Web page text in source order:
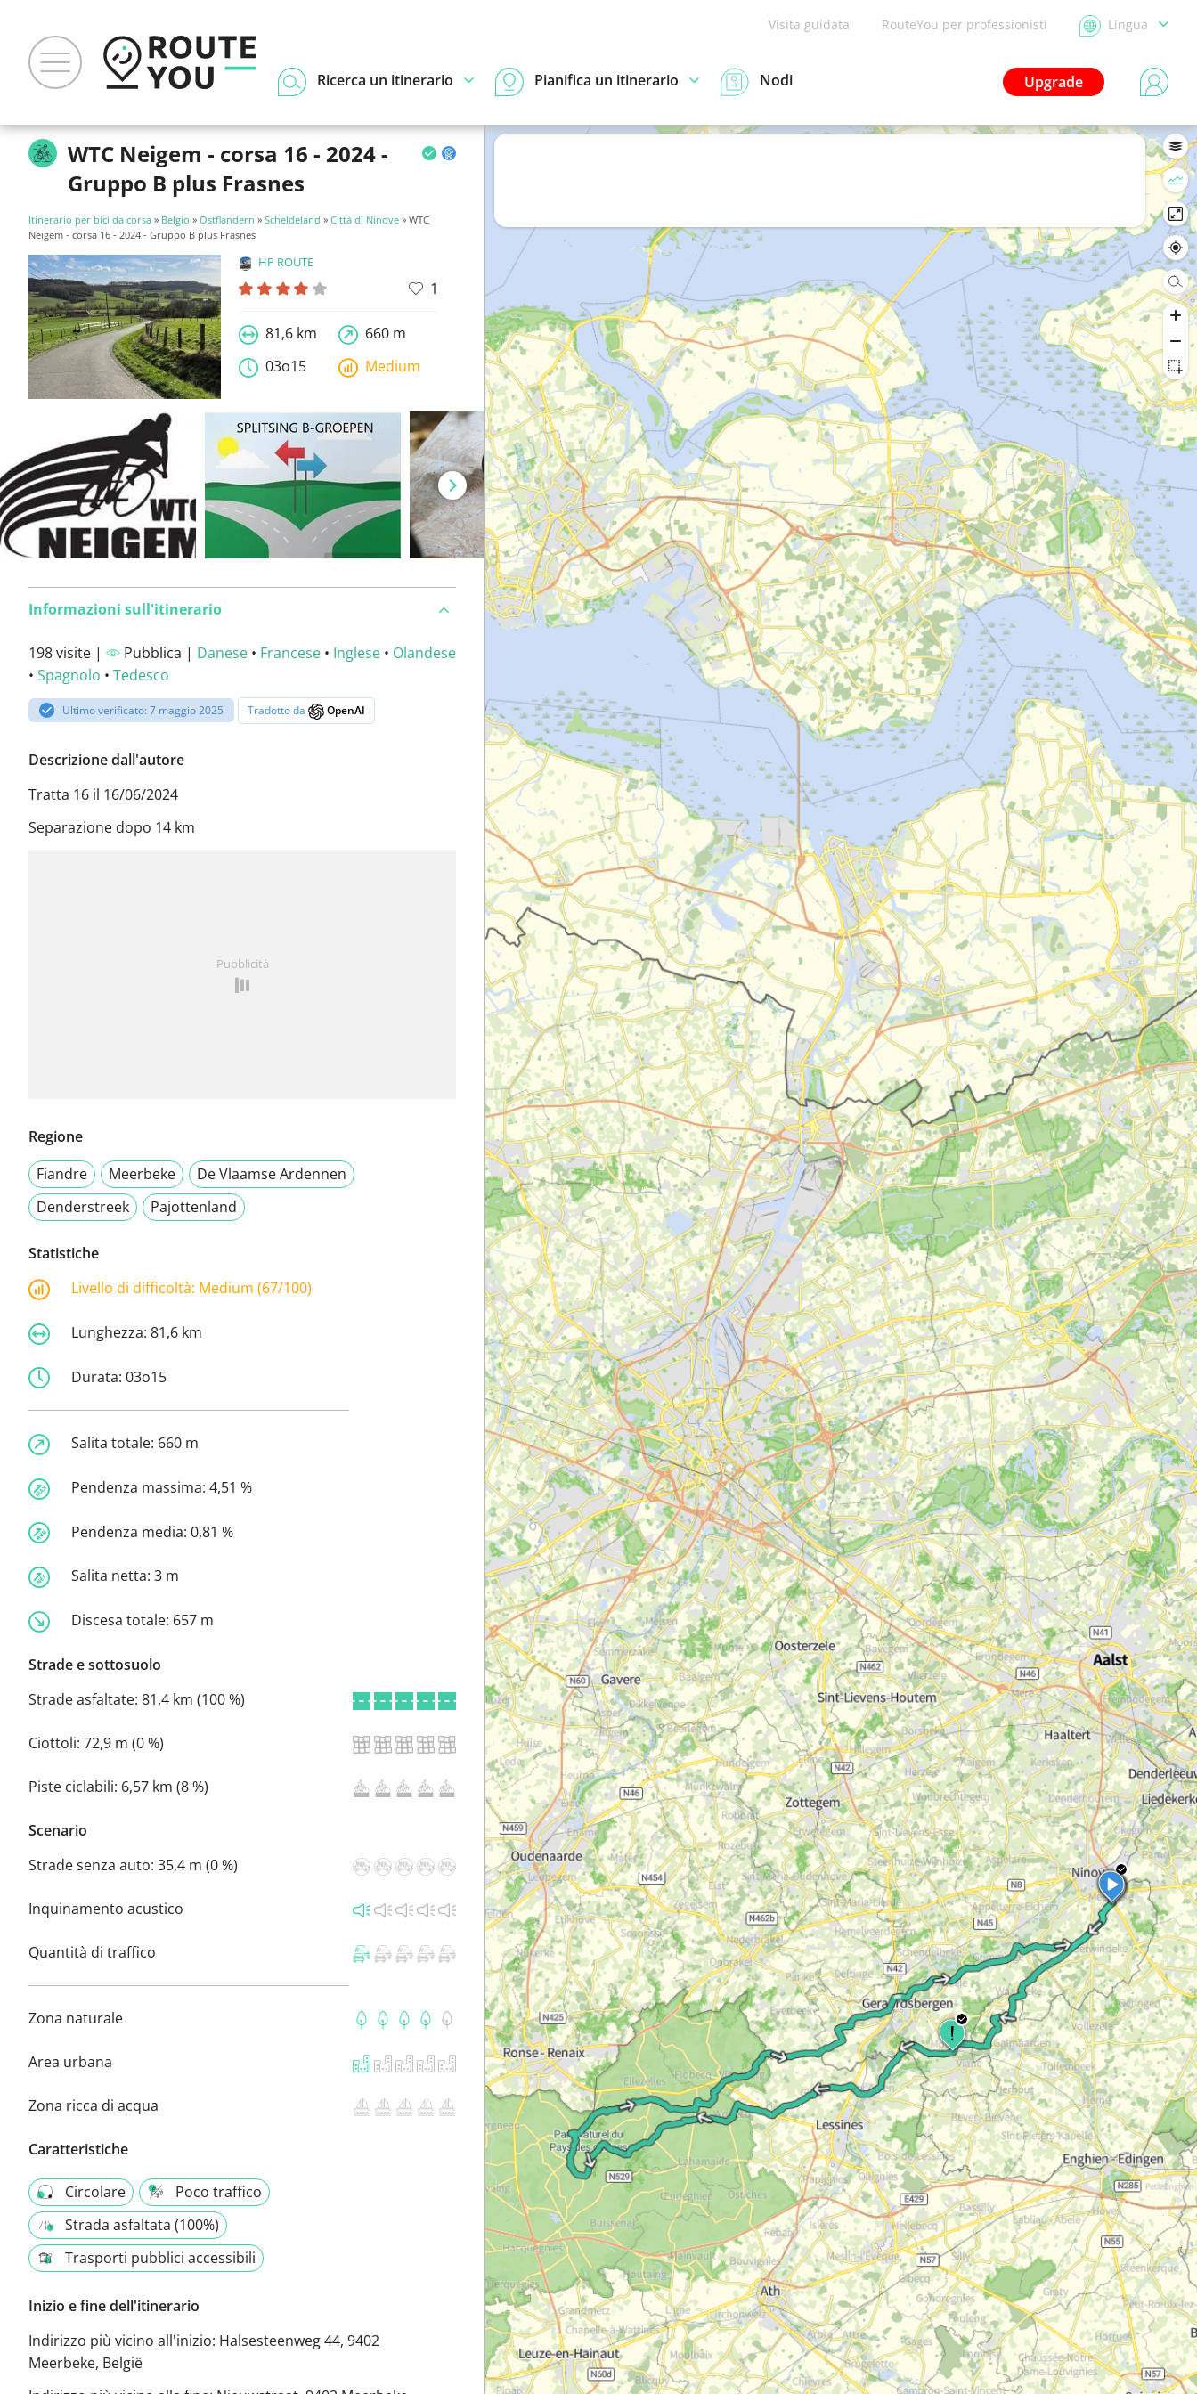
Visita guidata RouteYou per professionisti Lingua
Upgrade
Ricerca un itinerario Pianifica un itinerario Nodi
WTC Neigem - corsa 16 - 2024 -
Gruppo B plus Frasnes
Itinerario per bici da corsa » Belgio » Ostflandern » Scheldeland » Città di Ninove » WTC
Neigem - corsa 16 - 2024 - Gruppo B plus Frasnes
HP ROUTE
1
81,6 km
660 m
03o15
Medium
Informazioni sull'itinerario
198 visite | Pubblica | Danese • Francese • Inglese • Olandese
• Spagnolo • Tedesco
Ultimo verificato: 7 maggio 2025 Tradotto da OpenAI
Descrizione dall'autore
Tratta 16 il 16/06/2024
Separazione dopo 14 km
Pubblicità
Regione
Fiandre
Meerbeke
De Vlaamse Ardennen
Denderstreek
Pajottenland
Statistiche
Livello di difficoltà: Medium (67/100)
Lunghezza: 81,6 km
Durata: 03o15
Salita totale: 660 m
Pendenza massima: 4,51 %
Pendenza media: 0,81 %
Salita netta: 3 m
Discesa totale: 657 m
Strade e sottosuolo
Strade asfaltate: 81,4 km (100 %)
Ciottoli: 72,9 m (0 %)
Piste ciclabili: 6,57 km (8 %)
Scenario
Strade senza auto: 35,4 m (0 %)
Inquinamento acustico
Quantità di traffico
Zona naturale
Area urbana
Zona ricca di acqua
Caratteristiche
Circolare
Poco traffico
Strada asfaltata (100%)
Trasporti pubblici accessibili
Inizio e fine dell'itinerario
Indirizzo più vicino all'inizio: Halsesteenweg 44, 9402
Meerbeke, België